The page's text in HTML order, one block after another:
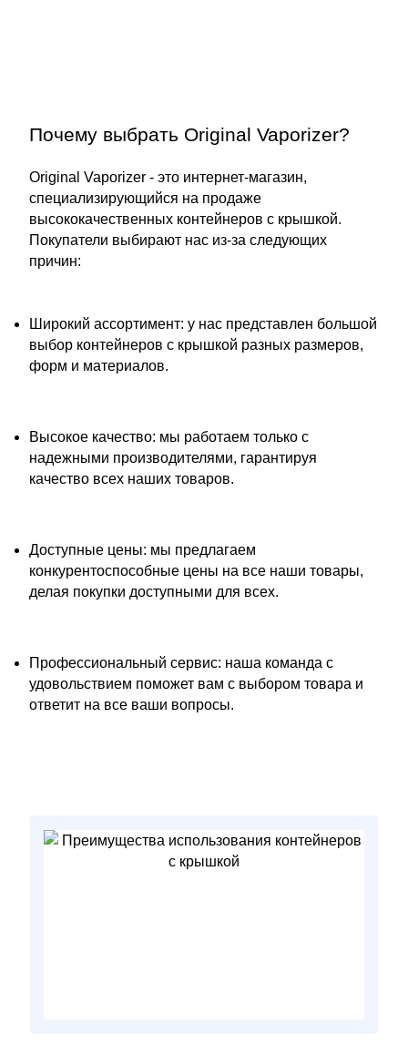
Почему выбрать Original Vaporizer?
Original Vaporizer - это интернет-магазин,
специализирующийся на продаже
высококачественных контейнеров с крышкой.
Покупатели выбирают нас из-за следующих
причин:
Широкий ассортимент: у нас представлен большой
выбор контейнеров с крышкой разных размеров,
форм и материалов.
Высокое качество: мы работаем только с
надежными производителями, гарантируя
качество всех наших товаров.
Доступные цены: мы предлагаем
конкурентоспособные цены на все наши товары,
делая покупки доступными для всех.
Профессиональный сервис: наша команда с
удовольствием поможет вам с выбором товара и
ответит на все ваши вопросы.